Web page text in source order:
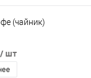
(чайник)
/ шт